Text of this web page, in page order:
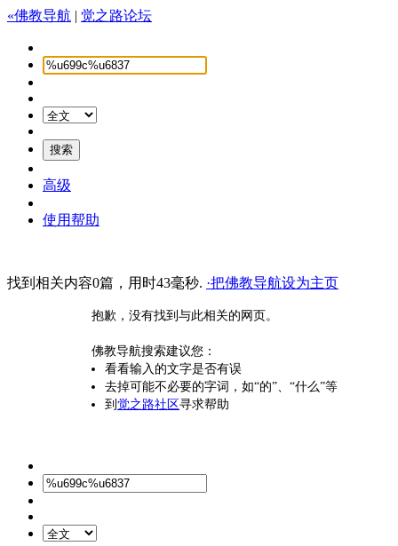
«佛教导航 | 觉之路论坛
高级
使用帮助
找到相关内容0篇，用时43毫秒. ·把佛教导航设为主页
抱歉，没有找到与此相关的网页。
佛教导航搜索建议您：
看看输入的文字是否有误
去掉可能不必要的字词，如“的”、“什么”等
到 觉之路社区寻求帮助